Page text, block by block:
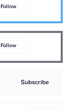
Follow
Follow
Subscribe